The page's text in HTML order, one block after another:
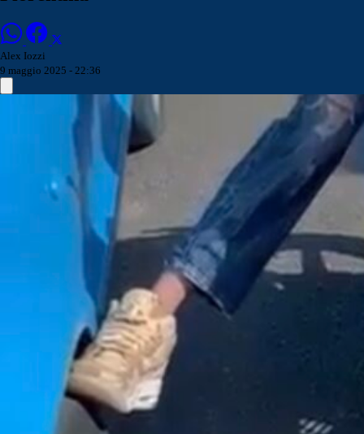
Alex Iozzi
9 maggio 2025 - 22:36